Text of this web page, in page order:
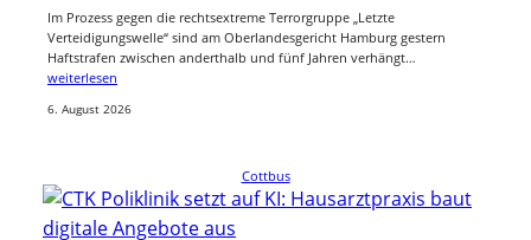
Im Prozess gegen die rechtsextreme Terrorgruppe „Letzte
Verteidigungswelle“ sind am Oberlandesgericht Hamburg gestern
Haftstrafen zwischen anderthalb und fünf Jahren verhängt…
weiterlesen
6. August 2026
Cottbus